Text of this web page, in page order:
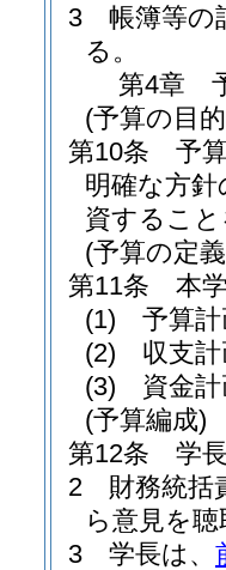
3
帳簿等の
る。
第4章
(予算の目
第10条
予
明確な方
資するこ
(予算の定
第11条
本
(1)
予算
(2)
収支
(3)
資金
(予算編成)
第12条
学
2
財務統括
ら意見を
3
学長は、